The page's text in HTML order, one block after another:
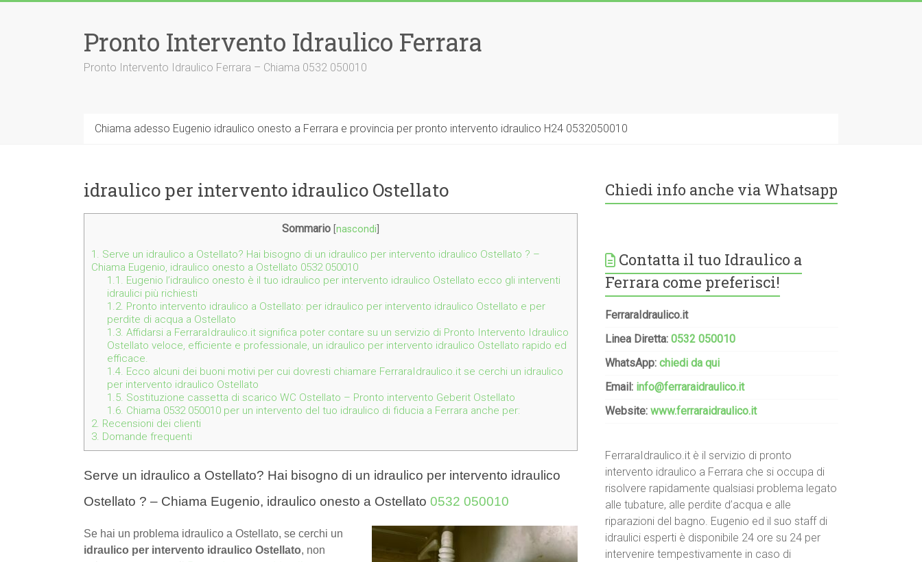
Pronto Intervento Idraulico Ferrara
Pronto Intervento Idraulico Ferrara – Chiama 0532 050010
Chiama adesso Eugenio idraulico onesto a Ferrara e provincia per pronto intervento idraulico H24 0532050010
idraulico per intervento idraulico Ostellato
Sommario nascondi
1. Serve un idraulico a Ostellato? Hai bisogno di un idraulico per intervento idraulico Ostellato ? –
Chiama Eugenio, idraulico onesto a Ostellato 0532 050010
1.1. Eugenio l’idraulico onesto è il tuo idraulico per intervento idraulico Ostellato ecco gli interventi
idraulici più richiesti
1.2. Pronto intervento idraulico a Ostellato: per idraulico per intervento idraulico Ostellato e per
perdite di acqua a Ostellato
1.3. Affidarsi a FerraraIdraulico.it significa poter contare su un servizio di Pronto Intervento Idraulico
Ostellato veloce, efficiente e professionale, un idraulico per intervento idraulico Ostellato rapido ed
efficace.
1.4. Ecco alcuni dei buoni motivi per cui dovresti chiamare FerraraIdraulico.it se cerchi un idraulico
per intervento idraulico Ostellato
1.5. Sostituzione cassetta di scarico WC Ostellato – Pronto intervento Geberit Ostellato
1.6. Chiama 0532 050010 per un intervento del tuo idraulico di fiducia a Ferrara anche per:
2. Recensioni dei clienti
3. Domande frequenti
Serve un idraulico a Ostellato? Hai bisogno di un idraulico per intervento idraulico
Ostellato ? – Chiama Eugenio, idraulico onesto a Ostellato 0532 050010
Se hai un problema idraulico a Ostellato, se cerchi un
idraulico per intervento idraulico Ostellato, non
Chiedi info anche via Whatsapp
Contatta il tuo Idraulico a
Ferrara come preferisci!
FerraraIdraulico.it
Linea Diretta:0532 050010
WhatsApp:chiedi da qui
Email: info@ferraraidraulico.it
Website:www.ferraraidraulico.it
FerraraIdraulico.it è il servizio di pronto
intervento idraulico a Ferrara che si occupa di
risolvere rapidamente qualsiasi problema legato
alle tubature, alle perdite d’acqua e alle
riparazioni del bagno. Eugenio ed il suo staff di
idraulici esperti è disponibile 24 ore su 24 per
intervenire tempestivamente in caso di